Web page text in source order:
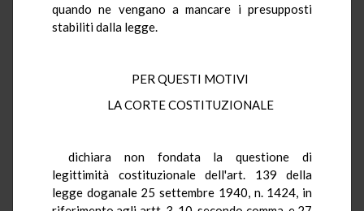
quando ne vengano a mancare i presupposti
stabiliti dalla legge.
PER QUESTI MOTIVI
LA CORTE COSTITUZIONALE
dichiara non fondata la questione di
legittimità costituzionale dell'art. 139 della
legge doganale 25 settembre 1940, n. 1424, in